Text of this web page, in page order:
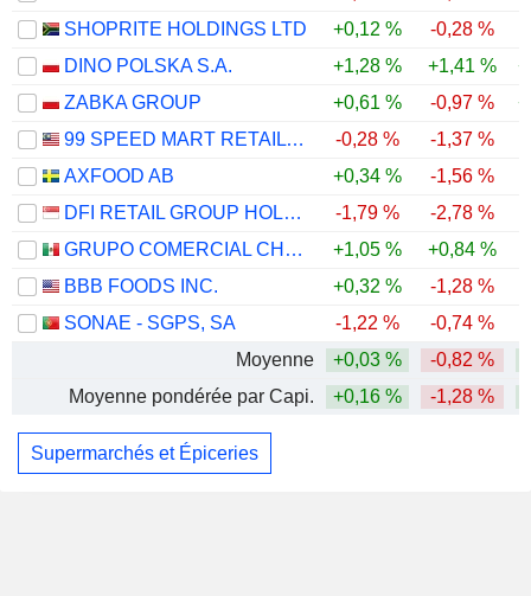
SHOPRITE HOLDINGS LTD
+0,12 % -0,28 %
DINO POLSKA S.A.
+1,28 % +1,41 %
ZABKA GROUP
+0,61 % -0,97 %
99 SPEED MART RETAIL HOLDINGS
-0,28 % -1,37 %
AXFOOD AB
+0,34 % -1,56 %
DFI RETAIL GROUP HOLDINGS LIMITED
-1,79 % -2,78 %
GRUPO COMERCIAL CHEDRAUI, S.A.B. DE C.V.
+1,05 % +0,84 %
BBB FOODS INC.
+0,32 % -1,28 %
SONAE - SGPS, SA
-1,22 % -0,74 %
Moyenne
+0,03 % -0,82 %
Moyenne pondérée par Capi.
+0,16 % -1,28 %
Supermarchés et Épiceries